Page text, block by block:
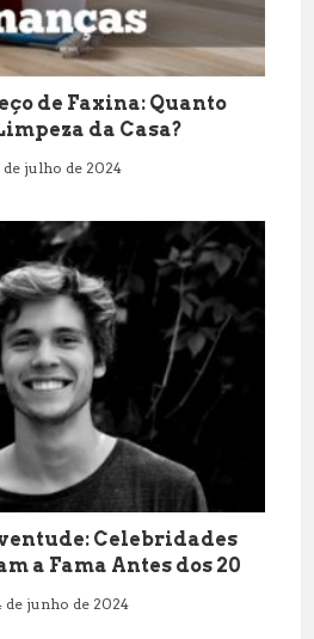
de Faxina: Quanto
da Casa?
de julho de 2024
Celebridades
a Fama Antes dos 20
de junho de 2024